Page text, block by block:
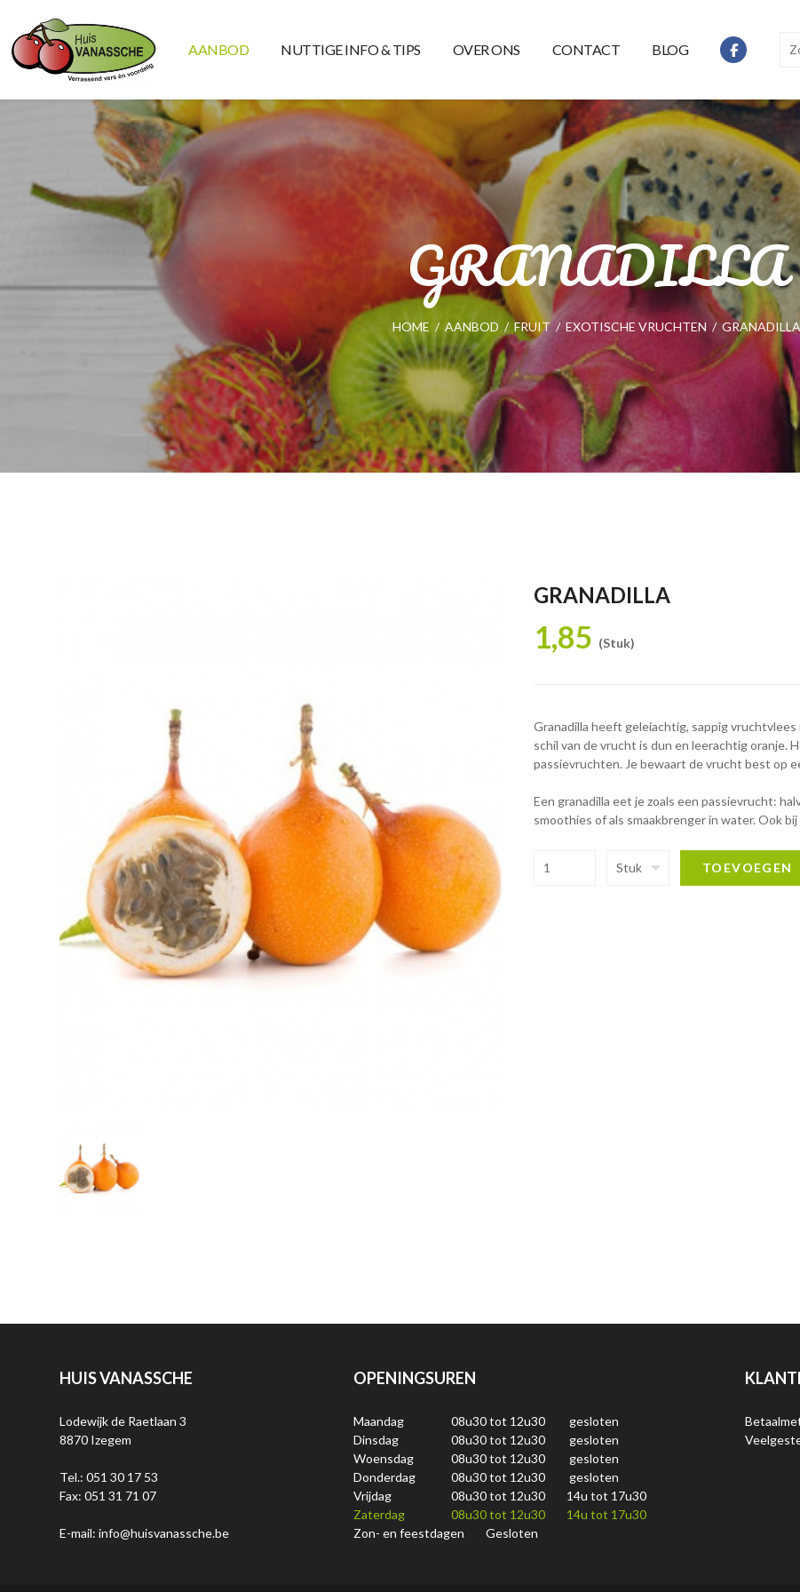
AANBOD NUTTIGE INFO & TIPS OVER ONS CONTACT BLOG
GRANADILLA
HOME / AANBOD / FRUIT / EXOTISCHE VRUCHTEN / GRANADILLA
GRANADILLA
1,85 (Stuk)
Granadilla heeft geleiachtig, sappig
schil van de vrucht is dun en leerachtig oranje.
passievruchten. Je bewaart de vrucht best op
Een granadilla eet je zoals een passievrucht:
smoothies of als smaakbrenger in water. Ook
Stuk TOEVOEGEN
HUIS VANASSCHE
Lodewijk de Raetlaan 3
8870 Izegem
Tel.: 051 30 17 53
Fax: 051 31 71 07
E-mail: info@huisvanassche.be
OPENINGSUREN
Maandag 08u30 tot 12u30
gesloten
Dinsdag
08u30 tot 12u30
gesloten
Woensdag
08u30 tot 12u30
gesloten
Donderdag
08u30 tot 12u30
gesloten
Vrijdag
08u30 tot 12u30
14u tot 17u30
Zaterdag
08u30 tot 12u30
14u tot 17u30
Zon- en feestdagen
Gesloten